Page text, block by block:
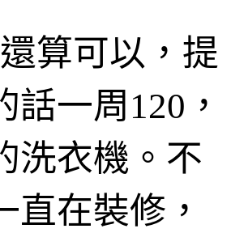
算可以，提
話一周120，
洗衣機。不
直在裝修，